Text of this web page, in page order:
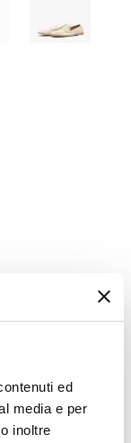
ed
media e per
inoltre
40